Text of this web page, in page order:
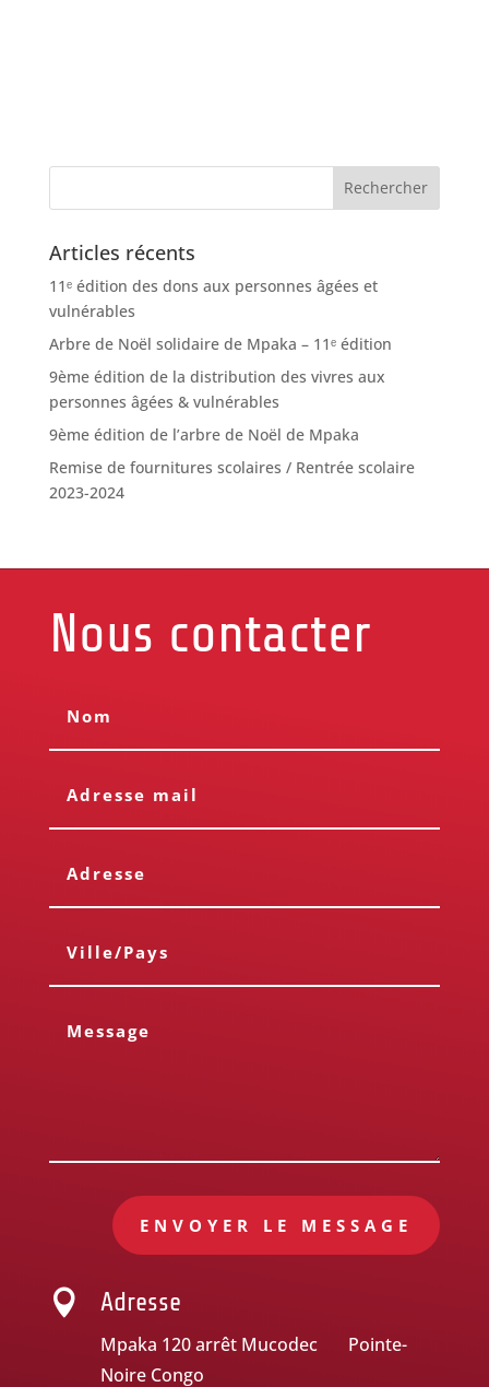
Articles récents
11ᵉ édition des dons aux personnes âgées et
vulnérables
Arbre de Noël solidaire de Mpaka – 11ᵉ édition
9ème édition de la distribution des vivres aux
personnes âgées & vulnérables
9ème édition de l’arbre de Noël de Mpaka
Remise de fournitures scolaires / Rentrée scolaire
2023-2024
Nous contacter
ENVOYER LE MESSAGE
 Adresse
Mpaka 120 arrêt Mucodec Pointe-
Noire Congo